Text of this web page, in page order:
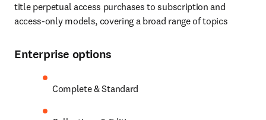
title perpetual access purchases to subscription and
access-only models, covering a broad range of topics
Enterprise options
Complete & Standard